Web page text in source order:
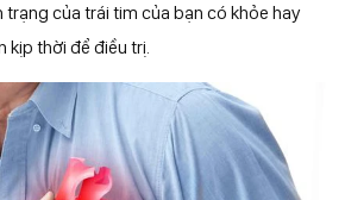
của trái tim của bạn có khỏe hay
kịp thời để điều trị.